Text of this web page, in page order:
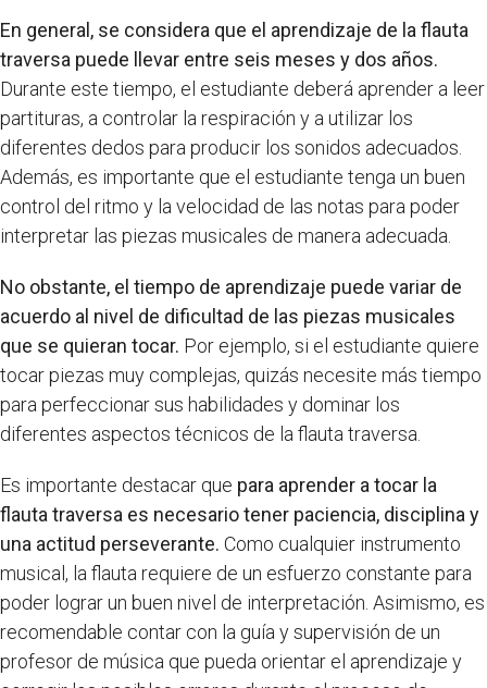
En general, se considera que el aprendizaje de la flauta
traversa puede llevar entre seis meses y dos años.
Durante este tiempo, el estudiante deberá aprender a leer
partituras, a controlar la respiración y a utilizar los
diferentes dedos para producir los sonidos adecuados.
Además, es importante que el estudiante tenga un buen
control del ritmo y la velocidad de las notas para poder
interpretar las piezas musicales de manera adecuada.
No obstante, el tiempo de aprendizaje puede variar de
acuerdo al nivel de dificultad de las piezas musicales
que se quieran tocar. Por ejemplo, si el estudiante quiere
tocar piezas muy complejas, quizás necesite más tiempo
para perfeccionar sus habilidades y dominar los
diferentes aspectos técnicos de la flauta traversa.
Es importante destacar que para aprender a tocar la
flauta traversa es necesario tener paciencia, disciplina y
una actitud perseverante. Como cualquier instrumento
musical, la flauta requiere de un esfuerzo constante para
poder lograr un buen nivel de interpretación. Asimismo, es
recomendable contar con la guía y supervisión de un
profesor de música que pueda orientar el aprendizaje y